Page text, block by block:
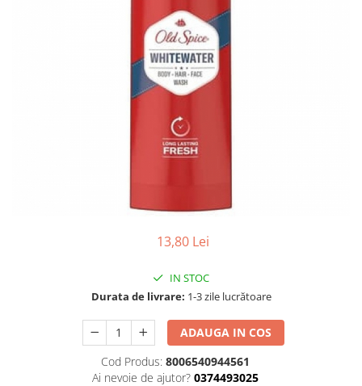
Echipamente de curăţenie
Folie aluminiu,folie alimentara
Solutie de indepartat rugina si
Produse pentru curatarea tenului
Sapun lichid, sapun
Tratament pentru par, conditioner
pentru par, masca de par
13,80 Lei
IN STOC
Durata de livrare: 1-3 zile lucrătoare
ADAUGA IN COS
Cod Produs: 8006540944561
Ai nevoie de ajutor? 0374493025